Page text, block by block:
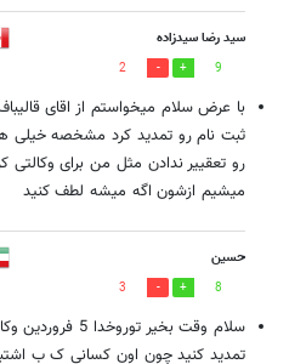
سید رضا سیدزاده
9
2
با عرض سلام میخواستم از اقای
ثبت نام رو تمدید کرد مشخصه خیلی
رو تعقییر ندادن مثل من برای
میشیم ازشون اگه میشه لطف کنید
حسین
8
3
سلام وقت بخیر
تمدید کنید چون اون کسانی ک ب